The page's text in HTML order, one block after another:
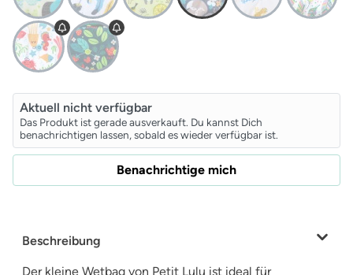
Aktuell nicht verfügbar
Das Produkt ist gerade ausverkauft. Du kannst Dich
benachrichtigen lassen, sobald es wieder verfügbar ist.
Benachrichtige mich
Beschreibung
Der kleine Wetbag von Petit Lulu ist ideal für